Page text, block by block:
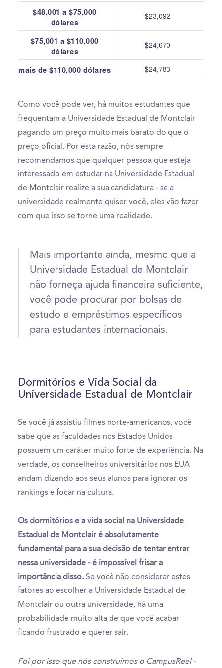
$48,001 a $75,000
dólares
$23,092
$75,001 a $110,000
dólares
$24,670
mais de $110,000 dólares $24,783
Como você pode ver, há muitos estudantes que
frequentam a Universidade Estadual de Montclair
pagando um preço muito mais barato do que o
preço oficial. Por esta razão, nós sempre
recomendamos que qualquer pessoa que esteja
interessado em estudar na Universidade Estadual
de Montclair realize a sua candidatura - se a
universidade realmente quiser você, eles vão fazer
com que isso se torne uma realidade.
Mais importante ainda, mesmo que a
Universidade Estadual de Montclair
não forneça ajuda financeira suficiente,
você pode procurar por bolsas de
estudo e empréstimos específicos
para estudantes internacionais.
Dormitórios e Vida Social da
Universidade Estadual de Montclair
Se você já assistiu filmes norte-americanos, você
sabe que as faculdades nos Estados Unidos
possuem um caráter muito forte de experiência. Na
verdade, os conselheiros universitários nos EUA
andam dizendo aos seus alunos para ignorar os
rankings e focar na cultura.
Os dormitórios e a vida social na Universidade
Estadual de Montclair é absolutamente
fundamental para a sua decisão de tentar entrar
nessa universidade - é impossível frisar a
importância disso. Se você não considerar estes
fatores ao escolher a Universidade Estadual de
Montclair ou outra universidade, há uma
probabilidade muito alta de que você acabar
ficando frustrado e querer sair.
Foi por isso que nós construímos o CampusReel -